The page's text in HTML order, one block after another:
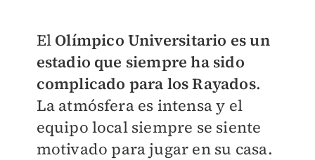
El Olímpico Universitario es un
estadio que siempre ha sido
complicado para los Rayados.
La atmósfera es intensa y el
equipo local siempre se siente
motivado para jugar en su casa.